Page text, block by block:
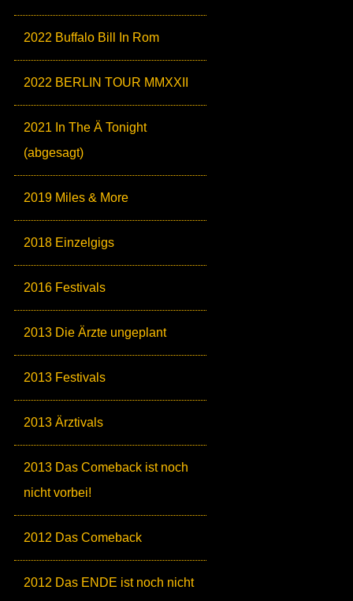
2022 Buffalo Bill In Rom
2022 BERLIN TOUR MMXXII
2021 In The Ä Tonight
(abgesagt)
2019 Miles & More
2018 Einzelgigs
2016 Festivals
2013 Die Ärzte ungeplant
2013 Festivals
2013 Ärztivals
2013 Das Comeback ist noch
nicht vorbei!
2012 Das Comeback
2012 Das ENDE ist noch nicht